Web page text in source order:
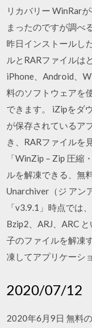
リカバリー WinRar
まったのですが調べ
昨日インストールし
ルとRARファイルは
iPhone、Android、
料のソフトウェアを
できます。 iZipをダ
が保存されているア
き、RARファイルを
「WinZip – Zip 圧縮
ルを解凍できる、無
Unarchiver（ジ アン
「v3.9.1」時点では
Bzip2、ARJ、ARC
子のファイルを解凍
凍してアプリケーシ
2020/07/12
2020年6月9日 無料